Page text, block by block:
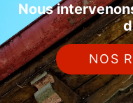
Nous
NOS